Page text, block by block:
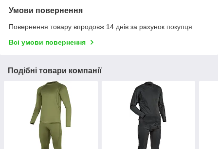
Умови повернення
Повернення товару впродовж 14 днів за рахунок покупця
Всі умови повернення
Подібні товари компанії